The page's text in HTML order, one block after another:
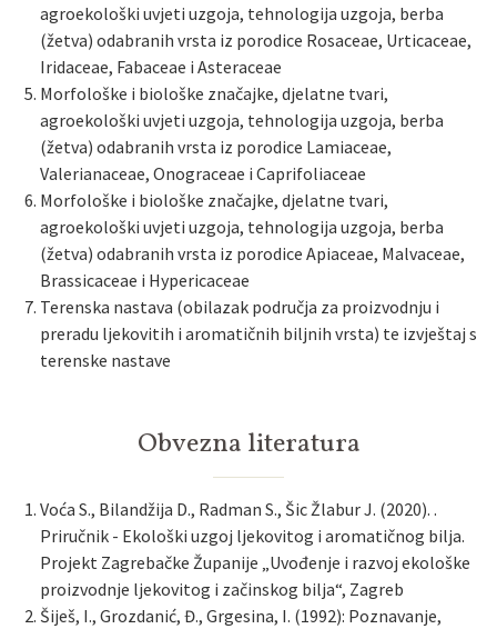
agroekološki uvjeti uzgoja, tehnologija uzgoja, berba
(žetva) odabranih vrsta iz porodice Rosaceae, Urticaceae,
Iridaceae, Fabaceae i Asteraceae
Morfološke i biološke značajke, djelatne tvari,
agroekološki uvjeti uzgoja, tehnologija uzgoja, berba
(žetva) odabranih vrsta iz porodice Lamiaceae,
Valerianaceae, Onograceae i Caprifoliaceae
Morfološke i biološke značajke, djelatne tvari,
agroekološki uvjeti uzgoja, tehnologija uzgoja, berba
(žetva) odabranih vrsta iz porodice Apiaceae, Malvaceae,
Brassicaceae i Hypericaceae
Terenska nastava (obilazak područja za proizvodnju i
preradu ljekovitih i aromatičnih biljnih vrsta) te izvještaj s
terenske nastave
Obvezna literatura
Voća S., Bilandžija D., Radman S., Šic Žlabur J. (2020). .
Priručnik - Ekološki uzgoj ljekovitog i aromatičnog bilja.
Projekt Zagrebačke Županije „Uvođenje i razvoj ekološke
proizvodnje ljekovitog i začinskog bilja“, Zagreb
Šiješ, I., Grozdanić, Đ., Grgesina, I. (1992): Poznavanje,